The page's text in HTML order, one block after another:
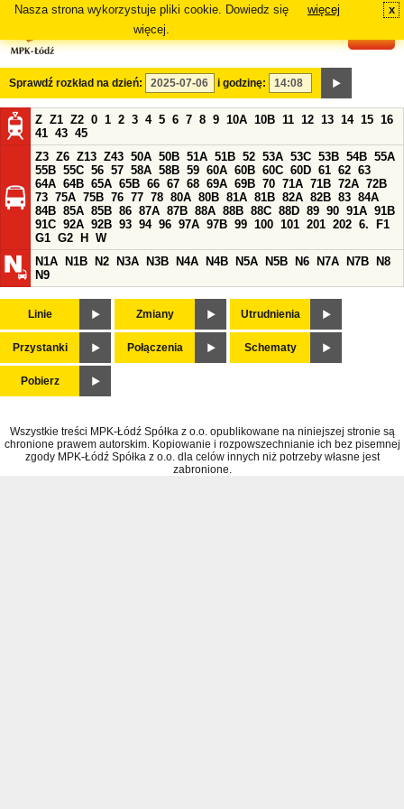
Nasza strona wykorzystuje pliki cookie. Dowiedz się
więcej.
więcej x
Sprawdź rozkład na dzień: i godzinę:
Z Z1 Z2 0 1 2 3 4 5 6 7 8 9 10A 10B 11 12 13 14 15 16
41 43 45
Z3 Z6 Z13 Z43 50A 50B 51A 51B 52 53A 53C 53B 54B 55A
55B 55C 56 57 58A 58B 59 60A 60B 60C 60D 61 62 63
64A 64B 65A 65B 66 67 68 69A 69B 70 71A 71B 72A 72B
73 75A 75B 76 77 78 80A 80B 81A 81B 82A 82B 83 84A
84B 85A 85B 86 87A 87B 88A 88B 88C 88D 89 90 91A 91B
91C 92A 92B 93 94 96 97A 97B 99 100 101 201 202 6.
F1
G1 G2 H
W
N1A
N1B N2 N3A N3B N4A N4B N5A N5B N6 N7A N7B
N8
N9
Linie Zmiany Utrudnienia
Przystanki Połączenia Schematy
Pobierz
Wszystkie treści MPK-Łódź Spółka z o.o. opublikowane na niniejszej stronie są
chronione prawem autorskim. Kopiowanie i rozpowszechnianie ich bez pisemnej
zgody MPK-Łódź Spółka z o.o. dla celów innych niż potrzeby własne jest
zabronione.